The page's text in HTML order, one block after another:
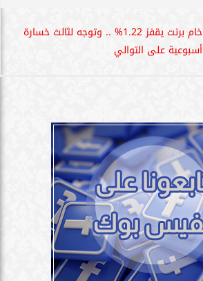
خام برنت يقفز 1.22% .. وتوجه لثالث خسارة
أسبوعية على التوالي